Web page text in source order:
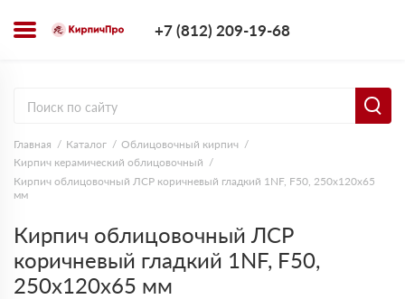
+7 (812) 209-19-68
Главная Каталог
Облицовочный кирпич
Кирпич керамический облицовочный
Кирпич облицовочный ЛСР коричневый гладкий 1NF, F50, 250х120х65
мм
Кирпич облицовочный ЛСР
коричневый гладкий 1NF, F50,
250х120х65 мм